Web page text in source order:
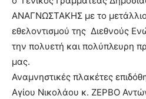
ΑΝΑΓΝΩΣΤΑΚΗΣ με το μετάλλιο
εθελοντισμού της Διεθνούς
την πολυετή και πολύπλευρη
μας.
Αναμνηστικές πλακέτες
Αγίου Νικολάου κ. ΖΕΡΒΟ